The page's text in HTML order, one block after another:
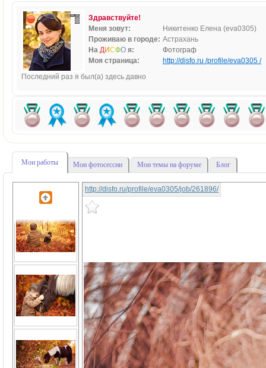
Здравствуйте!
Меня зовут:
Никитенко Елена (eva0305)
Проживаю в городе: Астрахань
На ДИСФО я:
Фотограф
Моя страница:
http://disfo.ru /profile/eva0305 /
Последний раз я был(а) здесь давно
Мои работы Мои фотосессии Мои темы на форуме Блог
http://disfo.ru/profile/eva0305/job/261896/